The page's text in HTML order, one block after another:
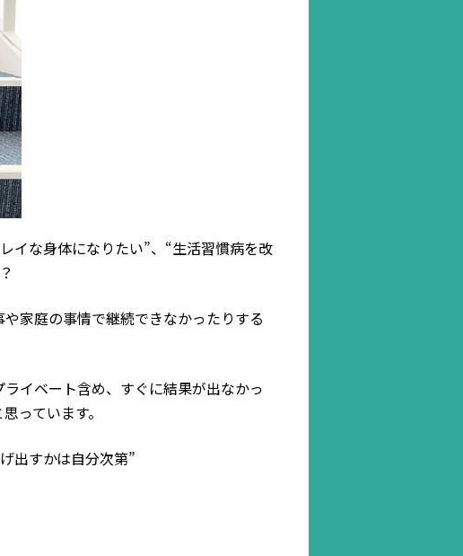
イな身体になりたい”、“生活習慣病を改
家庭の事情で継続できなかったりする
イベート含め、すぐに結果が出なかっ
っています。
出すかは自分次第”